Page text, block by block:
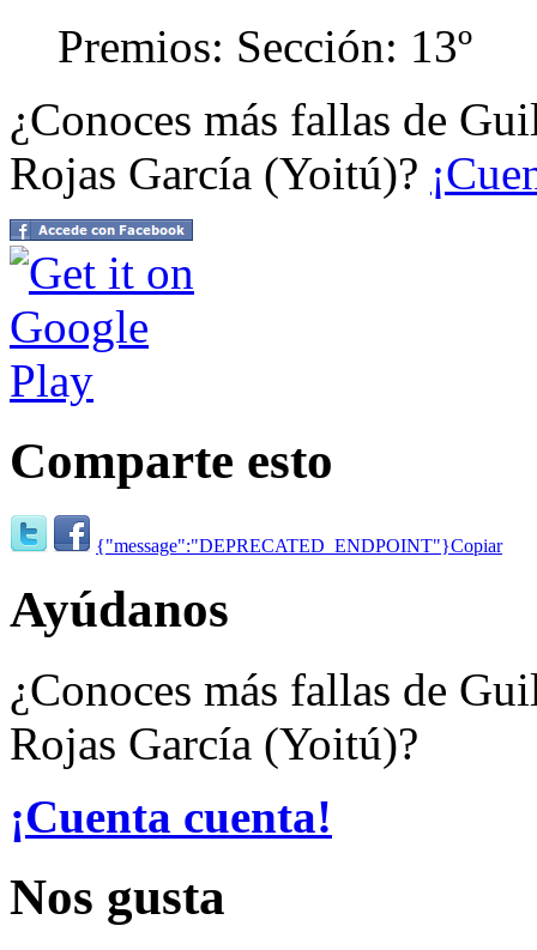
Premios: Sección: 13º
¿Conoces más fallas de
Rojas García (Yoitú)?
Comparte esto
{"message":"DEPRECATED_ENDPOINT"}Copiar
Ayúdanos
¿Conoces más fallas de
Rojas García (Yoitú)?
¡Cuenta cuenta!
Nos gusta